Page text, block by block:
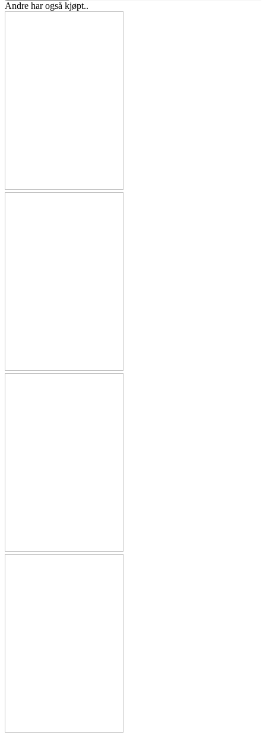
Andre har også kjøpt..